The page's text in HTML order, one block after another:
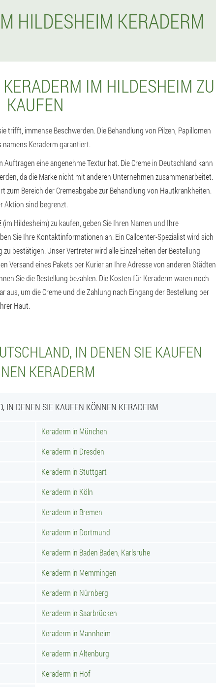
HILDESHEIM KERADERM
IM HILDESHEIM ZU
KAUFEN
trifft, immense Beschwerden. Die Behandlung von Pilzen, Papillomen
Keraderm garantiert.
eine angenehme Textur hat. Die Creme in Deutschland kann
da die Marke nicht mit anderen Unternehmen zusammenarbeitet.
zum Bereich der Cremeabgabe zur Behandlung von Hautkrankheiten.
Aktion sind begrenzt.
Hildesheim) zu kaufen, geben Sie Ihren Namen und Ihre
Sie Ihre Kontaktinformationen an. Ein Callcenter-Spezialist wird sich
bestätigen. Unser Vertreter wird alle Einzelheiten der Bestellung
Versand eines Pakets per Kurier an Ihre Adresse von anderen Städten
Sie die Bestellung bezahlen. Die Kosten für Keraderm waren noch
aus, um die Creme und die Zahlung nach Eingang der Bestellung per
Haut.
IN DENEN SIE KAUFEN
KERADERM
IN DENEN SIE KAUFEN KÖNNEN KERADERM
Keraderm in München
Keraderm in Dresden
Keraderm in Stuttgart
Keraderm in Köln
Keraderm in Bremen
Keraderm in Dortmund
Keraderm in Baden Baden, Karlsruhe
Keraderm in Memmingen
Keraderm in Nürnberg
Keraderm in Saarbrücken
Keraderm in Mannheim
Keraderm in Altenburg
Keraderm in Hof